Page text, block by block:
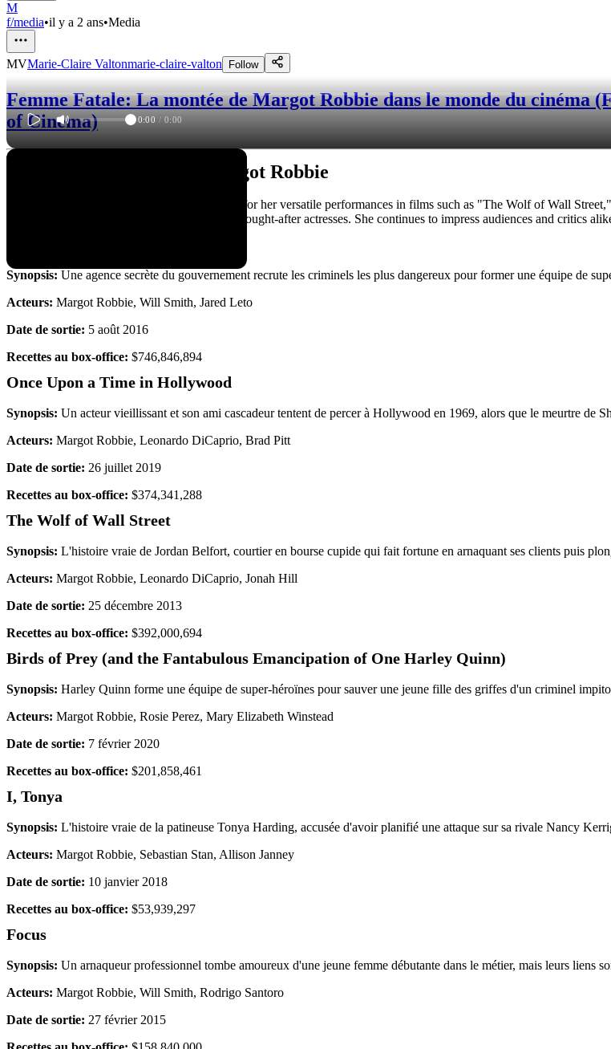
M
f/media•il y a 2 ans•Media
MVMarie-Claire Valtonmarie-claire-valton Follow
Femme Fatale: La montée de Margot Robbie dans le monde du cinéma
of Cinema)
0:00 / 0:00
La Belle et Talentueuse Margot Robbie
Margot Robbie is an Australian actress known for her versatile performances in films such as "The Wolf of Wall
has quickly become one of Hollywood's most sought-after actresses. She continues to impress audiences and critics
Synopsis: Une agence secrète du gouvernement recrute les criminels les plus dangereux pour former une équipe de
Acteurs: Margot Robbie, Will Smith, Jared Leto
Date de sortie: 5 août 2016
Recettes au box-office: $746,846,894
Once Upon a Time in Hollywood
Synopsis: Un acteur vieillissant et son ami cascadeur tentent de percer à Hollywood en 1969, alors que le meurtre de
Acteurs: Margot Robbie, Leonardo DiCaprio, Brad Pitt
Date de sortie: 26 juillet 2019
Recettes au box-office: $374,341,288
The Wolf of Wall Street
Synopsis: L'histoire vraie de Jordan Belfort, courtier en bourse cupide qui fait fortune en arnaquant ses clients puis
Acteurs: Margot Robbie, Leonardo DiCaprio, Jonah Hill
Date de sortie: 25 décembre 2013
Recettes au box-office: $392,000,694
Birds of Prey (and the Fantabulous Emancipation of One Harley Quinn)
Synopsis: Harley Quinn forme une équipe de super-héroïnes pour sauver une jeune fille des griffes d'un criminel
Acteurs: Margot Robbie, Rosie Perez, Mary Elizabeth Winstead
Date de sortie: 7 février 2020
Recettes au box-office: $201,858,461
I, Tonya
Synopsis: L'histoire vraie de la patineuse Tonya Harding, accusée d'avoir planifié une attaque sur sa rivale Nancy
Acteurs: Margot Robbie, Sebastian Stan, Allison Janney
Date de sortie: 10 janvier 2018
Recettes au box-office: $53,939,297
Focus
Synopsis: Un arnaqueur professionnel tombe amoureux d'une jeune femme débutante dans le métier, mais leurs liens
Acteurs: Margot Robbie, Will Smith, Rodrigo Santoro
Date de sortie: 27 février 2015